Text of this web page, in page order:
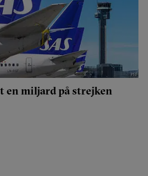
en miljard på strejken